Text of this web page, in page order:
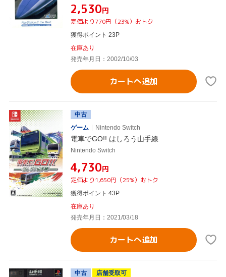
¥2,530円
定価より770円（23%）おトク
獲得ポイント 23P
在庫あり
発売年月日：2002/10/03
カートへ追加
中古
ゲーム
Nintendo Switch
電車でGO!! はしろう山手線
Nintendo Switch
¥4,730円
定価より1,650円（25%）おトク
獲得ポイント 43P
在庫あり
発売年月日：2021/03/18
カートへ追加
中古
店舗受取可